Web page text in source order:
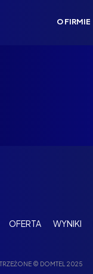
O FIRMIE
OFERTA WYNIKI
© DOMTEL 2025